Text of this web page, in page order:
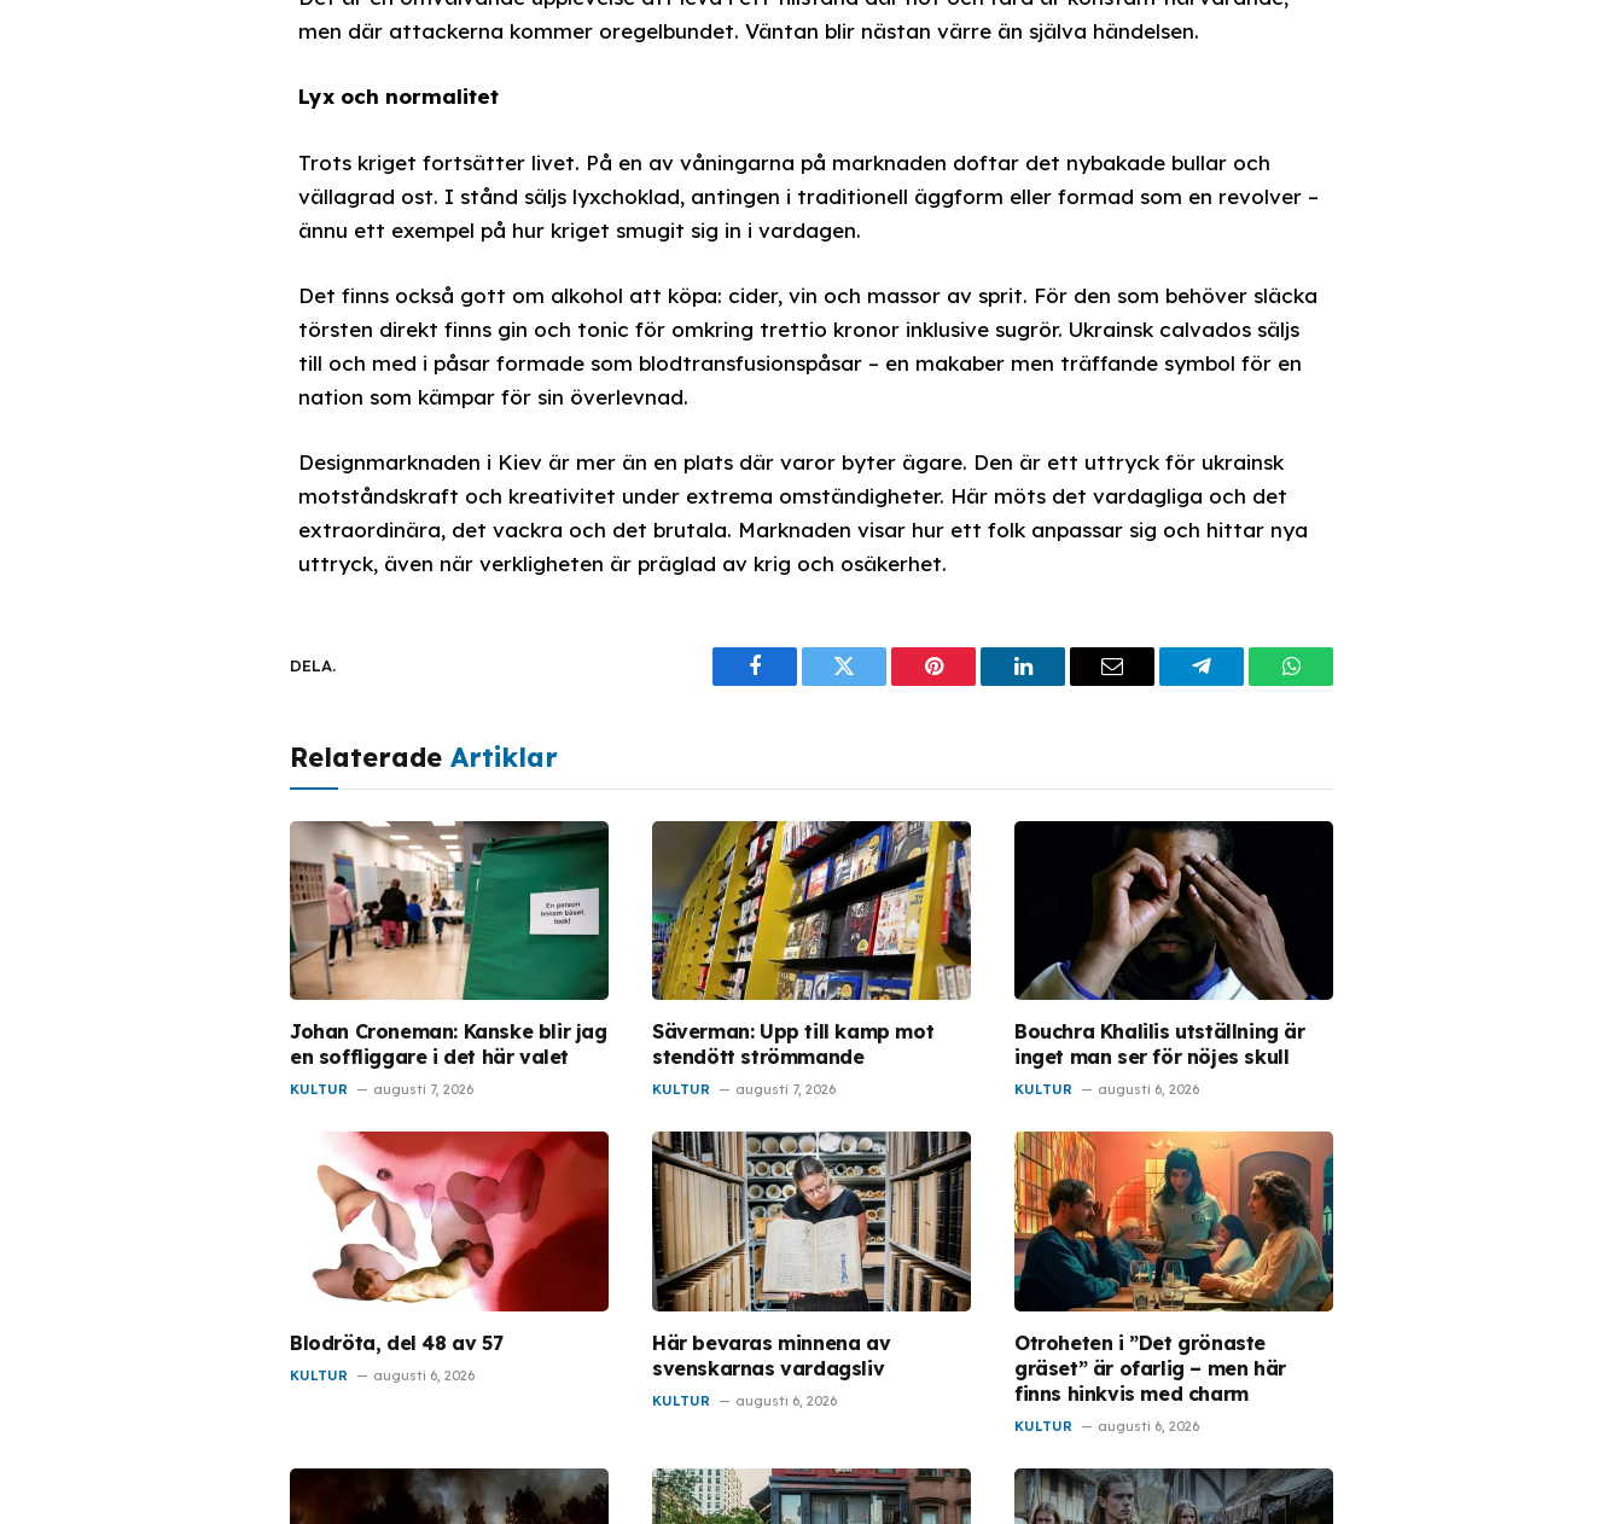
men där attackerna kommer oregelbundet. Väntan blir nästan värre än själva händelsen.
Lyx och normalitet
Trots kriget fortsätter livet. På en av våningarna på marknaden doftar det nybakade bullar och
vällagrad ost. I stånd säljs lyxchoklad, antingen i traditionell äggform eller formad som en revolver –
ännu ett exempel på hur kriget smugit sig in i vardagen.
Det finns också gott om alkohol att köpa: cider, vin och massor av sprit. För den som behöver släcka
törsten direkt finns gin och tonic för omkring trettio kronor inklusive sugrör. Ukrainsk calvados säljs
till och med i påsar formade som blodtransfusionspåsar – en makaber men träffande symbol för en
nation som kämpar för sin överlevnad.
Designmarknaden i Kiev är mer än en plats där varor byter ägare. Den är ett uttryck för ukrainsk
motståndskraft och kreativitet under extrema omständigheter. Här möts det vardagliga och det
extraordinära, det vackra och det brutala. Marknaden visar hur ett folk anpassar sig och hittar nya
uttryck, även när verkligheten är präglad av krig och osäkerhet.
DELA.
FacebookTwitter PinterestLinkedInEmail TelegramWhatsApp
Relaterade Artiklar
Johan Croneman: Kanske blir jag
en soffliggare i det här valet
KULTUR augusti 7, 2026
Säverman: Upp till kamp mot
stendött strömmande
KULTUR augusti 7, 2026
Bouchra Khalilis utställning är
inget man ser för nöjes skull
KULTUR augusti 6, 2026
Blodröta, del 48 av 57
KULTUR augusti 6, 2026
Här bevaras minnena av
svenskarnas vardagsliv
KULTUR augusti 6, 2026
Otroheten i ”Det grönaste
gräset” är ofarlig – men här
finns hinkvis med charm
KULTUR augusti 6, 2026